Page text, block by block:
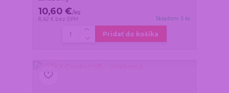
10,60 €/ks
8,62 € bez DPH Skladom 3 ks
Pridať do košíka